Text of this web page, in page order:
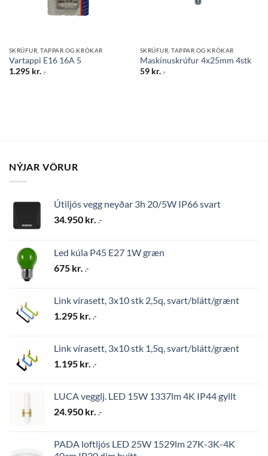
SKRÚFUR, TAPPAR OG KRÓKAR
Vartappi E16 16A 5
1.295 kr. .-
SKRÚFUR, TAPPAR OG KRÓKAR
Maskínuskrúfur 4x25mm 4stk
59 kr. .-
NÝJAR VÖRUR
Útiljós vegg neyðar 3h 20/5W IP66 svart
34.950 kr. .-
Led kúla P45 E27 1W græn
675 kr. .-
Link vírasett, 3x10 stk 2,5q, svart/blátt/grænt
1.295 kr. .-
Link vírasett, 3x10 stk 1,5q, svart/blátt/grænt
1.195 kr. .-
LUCA vegglj. LED 15W 1337lm 4K IP44 gyllt
24.950 kr. .-
PADA loftljós LED 25W 1529lm 27K-3K-4K